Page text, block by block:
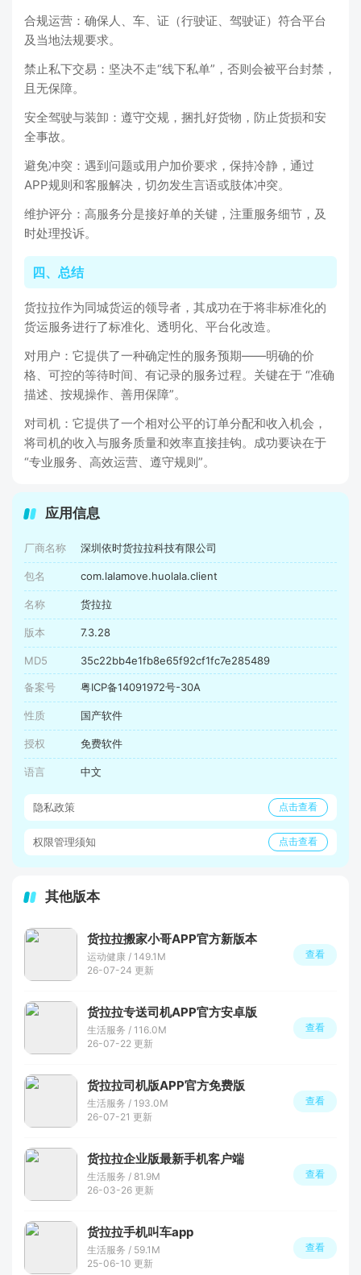
合规运营：确保人、车、证（行驶证、驾驶证）符合平台
及当地法规要求。
禁止私下交易：坚决不走“线下私单”，否则会被平台封禁，
且无保障。
安全驾驶与装卸：遵守交规，捆扎好货物，防止货损和安
全事故。
避免冲突：遇到问题或用户加价要求，保持冷静，通过
APP规则和客服解决，切勿发生言语或肢体冲突。
维护评分：高服务分是接好单的关键，注重服务细节，及
时处理投诉。
四、总结
货拉拉作为同城货运的领导者，其成功在于将非标准化的
货运服务进行了标准化、透明化、平台化改造。
对用户：它提供了一种确定性的服务预期——明确的价
格、可控的等待时间、有记录的服务过程。关键在于 “准确
描述、按规操作、善用保障”。
对司机：它提供了一个相对公平的订单分配和收入机会，
将司机的收入与服务质量和效率直接挂钩。成功要诀在于
“专业服务、高效运营、遵守规则”。
应用信息
厂商名称 深圳依时货拉拉科技有限公司
包名 com.lalamove.huolala.client
名称 货拉拉
版本 7.3.28
MD5 35c22bb4e1fb8e65f92cf1fc7e285489
备案号 粤ICP备14091972号-30A
性质 国产软件
授权 免费软件
语言 中文
隐私政策 点击查看
权限管理须知 点击查看
其他版本
货拉拉搬家小哥APP官方新版本
运动健康 / 149.1M
26-07-24 更新
查看
货拉拉专送司机APP官方安卓版
生活服务 / 116.0M
26-07-22 更新
查看
货拉拉司机版APP官方免费版
生活服务 / 193.0M
26-07-21 更新
查看
货拉拉企业版最新手机客户端
生活服务 / 81.9M
26-03-26 更新
查看
货拉拉手机叫车app
生活服务 / 59.1M
25-06-10 更新
查看